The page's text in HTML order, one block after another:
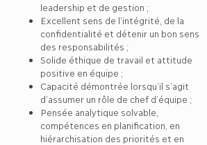
leadership et de gestion ;
Excellent sens de l’intégrité, de la
confidentialité et détenir un bon sens
des responsabilités ;
Solide éthique de travail et attitude
positive en équipe ;
Capacité démontrée lorsqu’il s’agit
d’assumer un rôle de chef d’équipe ;
Pensée analytique solvable,
compétences en planification, en
hiérarchisation des priorités et en